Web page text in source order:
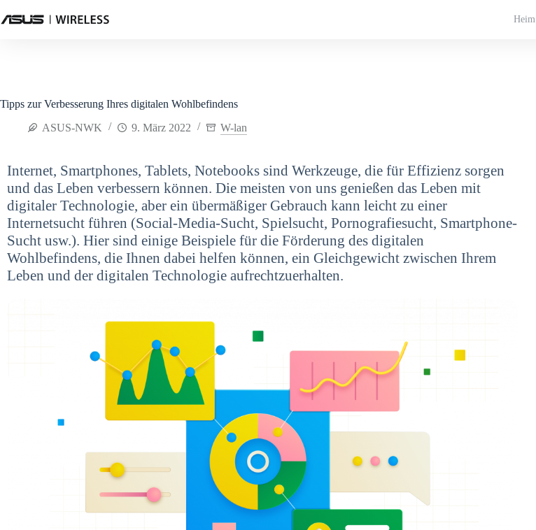
Heim
Tipps zur Verbesserung Ihres digitalen Wohlbefindens
ASUS-NWK
9. März 2022 W-lan
Internet, Smartphones, Tablets, Notebooks sind Werkzeuge, die für Effizienz sorgen
und das Leben verbessern können. Die meisten von uns genießen das Leben mit
digitaler Technologie, aber ein übermäßiger Gebrauch kann leicht zu einer
Internetsucht führen (Social-Media-Sucht, Spielsucht, Pornografiesucht, Smartphone-
Sucht usw.). Hier sind einige Beispiele für die Förderung des digitalen
Wohlbefindens, die Ihnen dabei helfen können, ein Gleichgewicht zwischen Ihrem
Leben und der digitalen Technologie aufrechtzuerhalten.